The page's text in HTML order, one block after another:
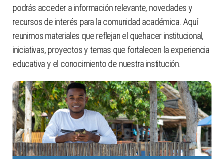
podrás acceder a información relevante, novedades y
recursos de interés para la comunidad académica. Aquí
reunimos materiales que reflejan el quehacer institucional,
iniciativas, proyectos y temas que fortalecen la experiencia
educativa y el conocimiento de nuestra institución.